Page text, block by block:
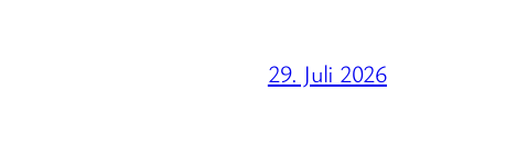
29. Juli 2026